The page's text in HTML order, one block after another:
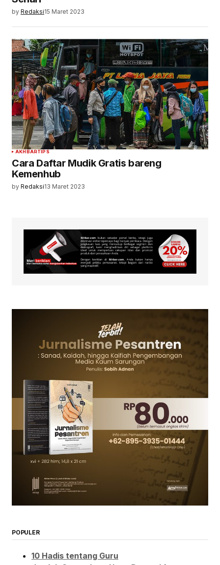
by Redaksi15 Maret 2023
AKHBARTIPS
Cara Daftar Mudik Gratis bareng
Kemenhub
by Redaksi13 Maret 2023
POPULER
10 Hadis tentang Guru